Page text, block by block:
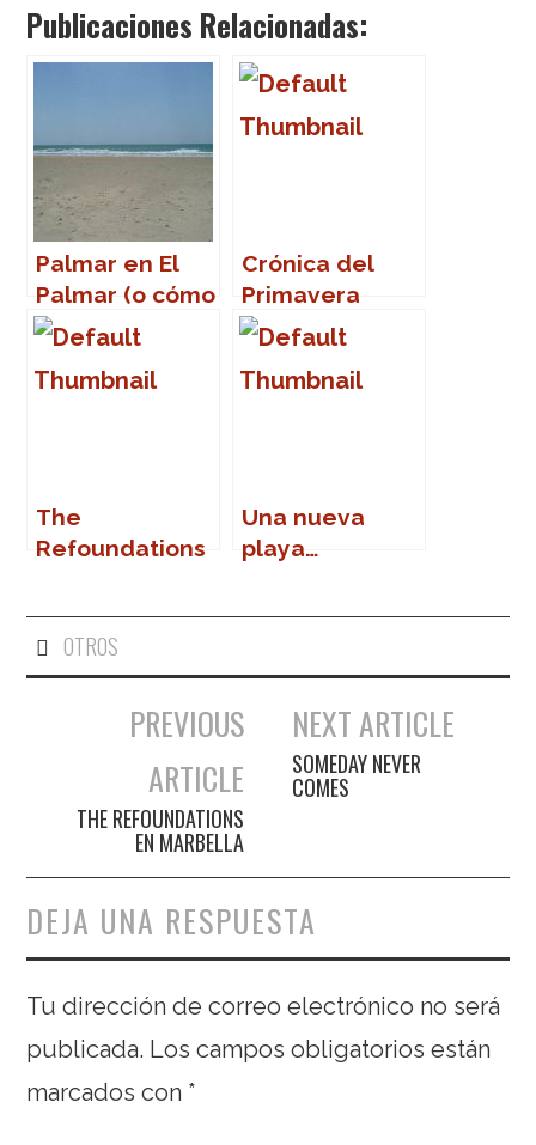
Publicaciones Relacionadas:
Palmar en El
Palmar (o cómo
volver a la
Crónica del
Primavera
Sound 2007
The
Refoundations
Una nueva
playa…
OTROS
Navegación de entradas
PREVIOUS
ARTICLE
THE REFOUNDATIONS
EN MARBELLA
NEXT ARTICLE
SOMEDAY NEVER
COMES
DEJA UNA RESPUESTA
Tu dirección de correo electrónico no será
publicada. Los campos obligatorios están
marcados con *